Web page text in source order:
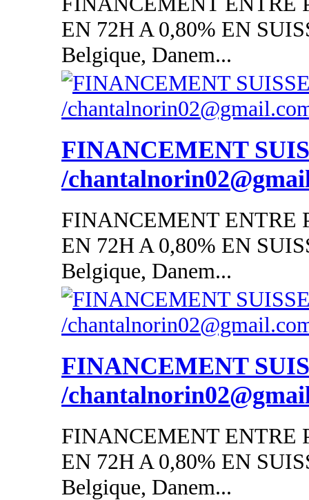
EN 72H A 0,80% EN
Belgique, Danem...
FINANCEMENT
/
FINANCEMENT ENTRE
EN 72H A 0,80% EN
Belgique, Danem...
FINANCEMENT
/
FINANCEMENT ENTRE
EN 72H A 0,80% EN
Belgique, Danem...